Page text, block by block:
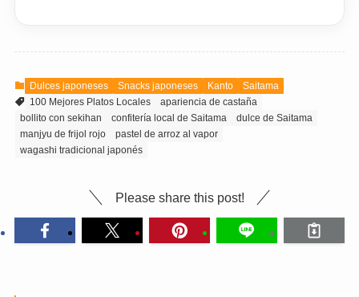
Dulces japoneses Snacks japoneses Kanto
Saitama
100 Mejores Platos Locales
apariencia de castaña
bollito con sekihan
confitería local de Saitama
dulce de Saitama
manjyu de frijol rojo
pastel de arroz al vapor
wagashi tradicional japonés
Please share this post!